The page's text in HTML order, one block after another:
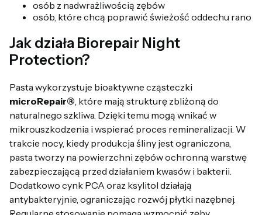
osób z nadwrażliwością zębów
osób, które chcą poprawić świeżość oddechu rano
Jak działa Biorepair Night
Protection?
Pasta wykorzystuje bioaktywne cząsteczki
microRepair® , które mają strukturę zbliżoną do
naturalnego szkliwa. Dzięki temu mogą wnikać w
mikrouszkodzenia i wspierać proces remineralizacji. W
trakcie nocy, kiedy produkcja śliny jest ograniczona,
pasta tworzy na powierzchni zębów ochronną warstwę
zabezpieczającą przed działaniem kwasów i bakterii.
Dodatkowo cynk PCA oraz ksylitol działają
antybakteryjnie, ograniczając rozwój płytki nazębnej.